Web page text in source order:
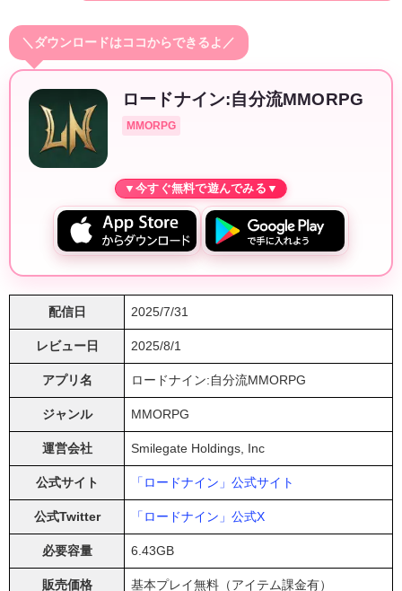
＼ダウンロードはココからできるよ／
ロードナイン:自分流MMORPG
MMORPG
配信日 2025/7/31
レビュー日 2025/8/1
アプリ名 ロードナイン:自分流MMORPG
ジャンル MMORPG
運営会社 Smilegate Holdings, Inc
公式サイト 「ロードナイン」公式サイト
公式Twitter 「ロードナイン」公式X
必要容量 6.43GB
販売価格 基本プレイ無料（アイテム課金有）